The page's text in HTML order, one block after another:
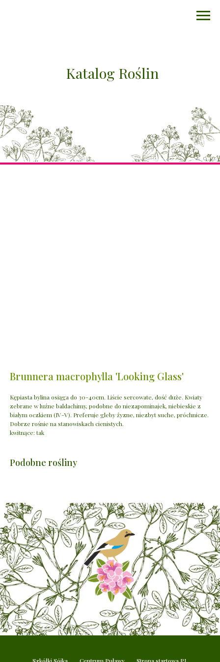
Katalog Roślin
Brunnera macrophylla 'Looking Glass'
Kępiasta bylina osiąga do 30-40cm. Liście sercowate, dość duże. Kwiaty
zebrane w luźne baldachimy, podobne do niezapominajek, niebieskie z
białym oczkiem (IV-V). Preferuje gleby żyzne, niezbyt suche, próchnicze.
Dobrze rośnie na stanowiskach cienistych.
kwitnące: tak
Podobne rośliny
Szkółki Sójka Centrum Puławy Strona startowa PL